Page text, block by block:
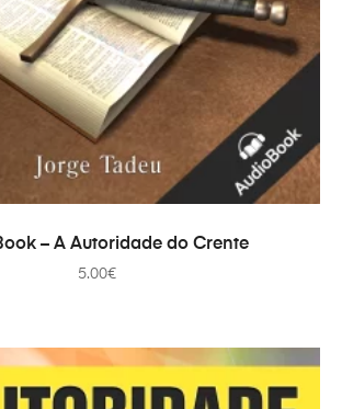
PRIDAŤ DO KOŠÍKA
– A Autoridade do Crente
5.00€